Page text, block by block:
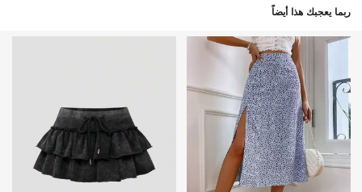
ربما يعجبك هذا أيضاً